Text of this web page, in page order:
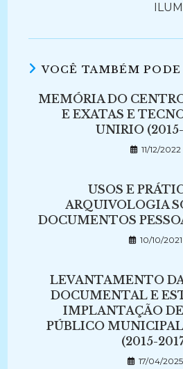
VOCÊ TAMBÉM PODE
MEMÓRIA DO
E EXATAS E
UNIRIO
11/12/2022
USOS E
ARQUIVOLOGIA
DOCUMENTOS
10/10/2021
LEVANTAMENTO
DOCUMENTAL E
IMPLANTAÇÃO
PÚBLICO
(2015-
17/04/2025